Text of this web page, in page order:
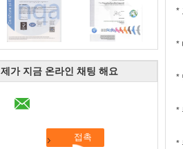
제가 지금 온라인 채팅 해요
*
*
*
*
*